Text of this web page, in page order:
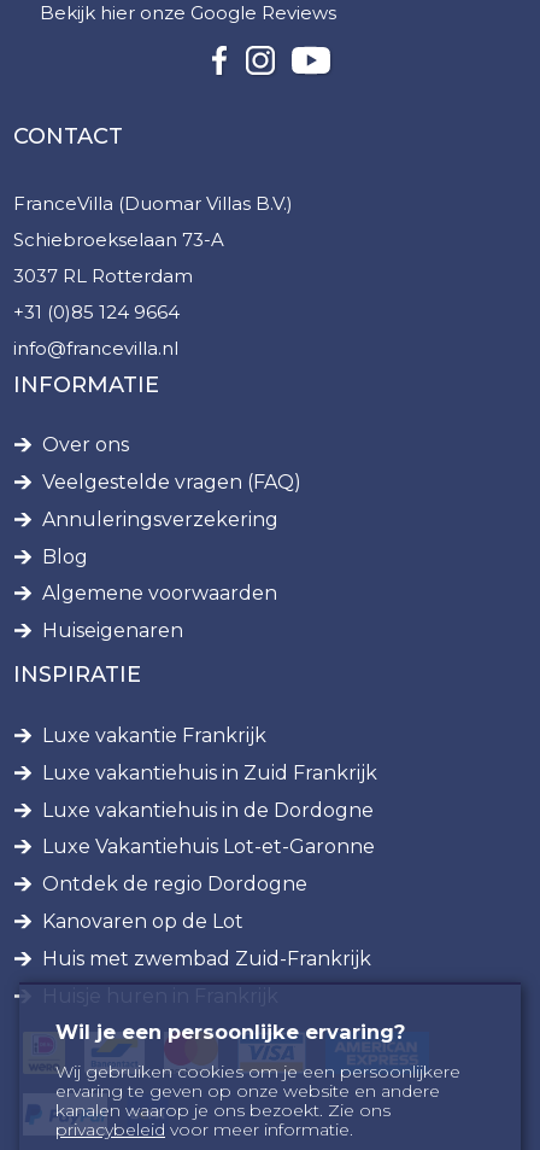
Bekijk hier onze Google Reviews
CONTACT
FranceVilla (Duomar Villas B.V.)
Schiebroekselaan 73-A
3037 RL Rotterdam
+31 (0)85 124 9664
info@francevilla.nl
INFORMATIE
Over ons
Veelgestelde vragen (FAQ)
Annuleringsverzekering
Blog
Algemene voorwaarden
Huiseigenaren
INSPIRATIE
Luxe vakantie Frankrijk
Luxe vakantiehuis in Zuid Frankrijk
Luxe vakantiehuis in de Dordogne
Luxe Vakantiehuis Lot-et-Garonne
Ontdek de regio Dordogne
Kanovaren op de Lot
Huis met zwembad Zuid-Frankrijk
Wil je een persoonlijke ervaring?
Wij gebruiken cookies om je een persoonlijkere
ervaring te geven op onze website en andere
kanalen waarop je ons bezoekt. Zie ons
privacybeleid voor meer informatie.